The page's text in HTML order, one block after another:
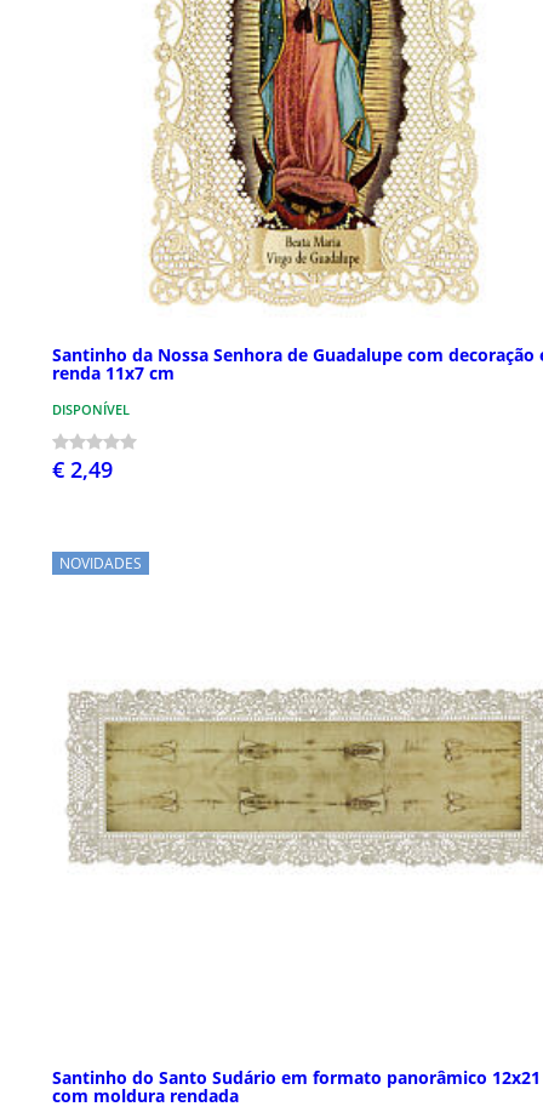
Santinho da Nossa Senhora de Guadalupe com decoração
renda 11x7 cm
DISPONÍVEL
€ 2,49
NOVIDADES
Santinho do Santo Sudário em formato panorâmico
com moldura rendada